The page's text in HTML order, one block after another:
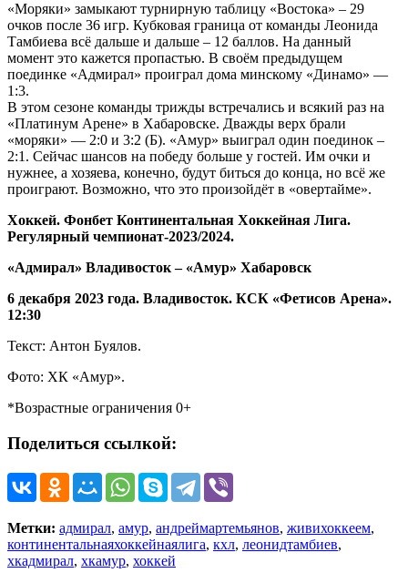
«Моряки» замыкают турнирную таблицу «Востока» – 29
очков после 36 игр. Кубковая граница от команды Леонида
Тамбиева всё дальше и дальше – 12 баллов. На данный
момент это кажется пропастью. В своём предыдущем
поединке «Адмирал» проиграл дома минскому «Динамо» —
1:3.
В этом сезоне команды трижды встречались и всякий раз на
«Платинум Арене» в Хабаровске. Дважды верх брали
«моряки» — 2:0 и 3:2 (Б). «Амур» выиграл один поединок –
2:1. Сейчас шансов на победу больше у гостей. Им очки и
нужнее, а хозяева, конечно, будут биться до конца, но всё же
проиграют. Возможно, что это произойдёт в «овертайме».
Хоккей. Фонбет Континентальная Хоккейная Лига.
Регулярный чемпионат-2023/2024.
«Адмирал» Владивосток – «Амур» Хабаровск
6 декабря 2023 года. Владивосток. КСК «Фетисов Арена».
12:30
Текст: Антон Буялов.
Фото: ХК «Амур».
*Возрастные ограничения 0+
Поделиться ссылкой:
Метки: адмирал, амур, андреймартемьянов, живихоккеем,
континентальнаяхоккейнаялига, кхл, леонидтамбиев,
хкадмирал, хкамур, хоккей